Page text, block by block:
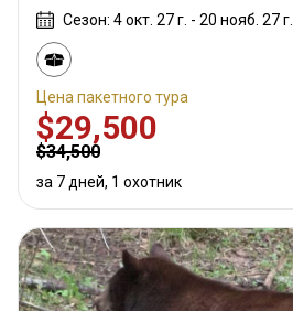
Сезон: 4 окт. 27 г. - 20 нояб. 27 г.
Цена пакетного тура
$29,500
$34,500
за 7 дней, 1 охотник